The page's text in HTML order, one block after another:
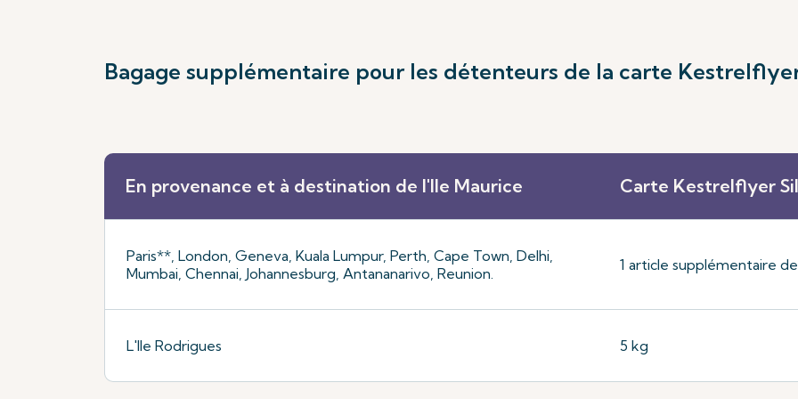
Bagage supplémentaire pour les détenteurs de la carte
En provenance et à destination de l'Ile Maurice Carte Kestrelflyer
Paris**, London, Geneva, Kuala Lumpur, Perth, Cape Town, Delhi,
Mumbai, Chennai, Johannesburg, Antananarivo, Reunion.
1 article supplémentaire
L'Ile Rodrigues 5 kg